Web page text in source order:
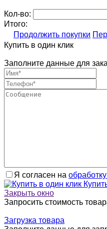
Кол-во:
Итого:
Продолжить покупки
Купить в один клик
Заполните данные для
Я согласен на
Закрыть окно
Запросить стоимость
Загрузка товара